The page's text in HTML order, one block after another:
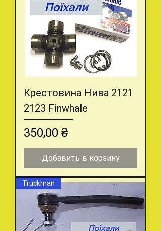
Крестовина Нива 2121
2123 Finwhale
Цена
350,00 ₴
Добавить в корзину
Truckman